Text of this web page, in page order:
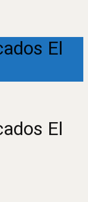
El
El